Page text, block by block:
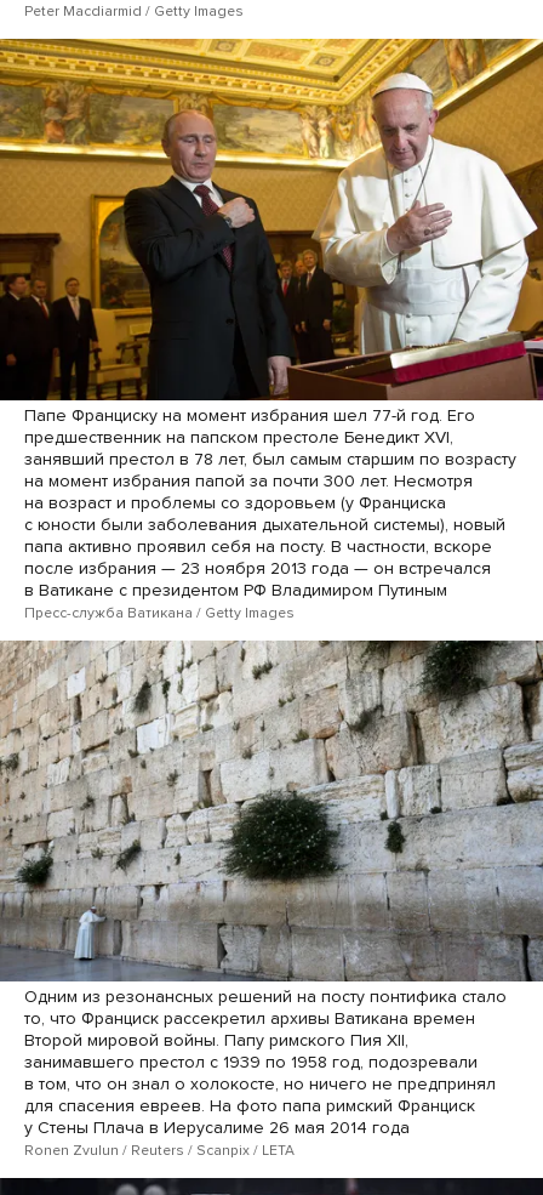
Peter Macdiarmid / Getty Images
Папе Франциску на момент избрания шел 77-й год. Его
предшественник на папском престоле Бенедикт XVI,
занявший престол в 78 лет, был самым старшим по возрасту
на момент избрания папой за почти 300 лет. Несмотря
на возраст и проблемы со здоровьем (у Франциска
с юности были заболевания дыхательной системы), новый
папа активно проявил себя на посту. В частности, вскоре
после избрания — 23 ноября 2013 года — он встречался
в Ватикане с президентом РФ Владимиром Путиным
Пресс-служба Ватикана / Getty Images
Одним из резонансных решений на посту понтифика стало
то, что Франциск рассекретил архивы Ватикана времен
Второй мировой войны. Папу римского Пия XII,
занимавшего престол с 1939 по 1958 год, подозревали
в том, что он знал о холокосте, но ничего не предпринял
для спасения евреев. На фото папа римский Франциск
у Стены Плача в Иерусалиме 26 мая 2014 года
Ronen Zvulun / Reuters / Scanpix / LETA